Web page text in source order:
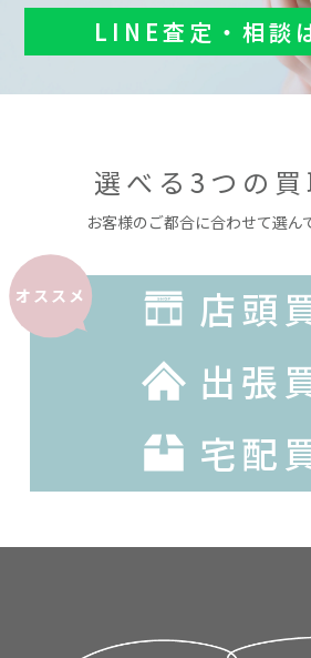
LINE査定・相談
選べる3つの買
お客様のご都合に合わせて選ん
オススメ
店頭
出張
宅配